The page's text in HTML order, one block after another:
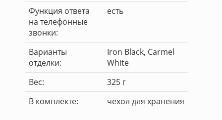
Функция ответа
на телефонные
звонки:
есть
Варианты
отделки:
Iron Black, Carmel
White
Вес:
325 г
В комплекте:
чехол для хранения